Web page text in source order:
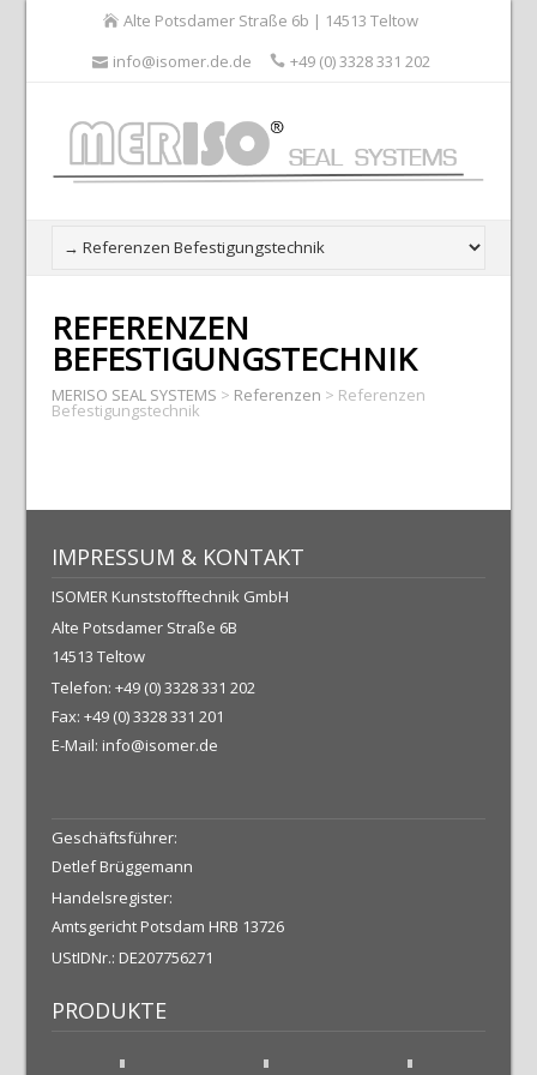
Alte Potsdamer Straße 6b | 14513 Teltow
info@isomer.de.de
+49 (0) 3328 331 202
REFERENZEN
BEFESTIGUNGSTECHNIK
MERISO SEAL SYSTEMS > Referenzen > Referenzen
Befestigungstechnik
IMPRESSUM & KONTAKT
ISOMER Kunststofftechnik GmbH
Alte Potsdamer Straße 6B
14513 Teltow
Telefon: +49 (0) 3328 331 202
Fax: +49 (0) 3328 331 201
E-Mail: info@isomer.de
Geschäftsführer:
Detlef Brüggemann
Handelsregister:
Amtsgericht Potsdam HRB 13726
UStIDNr.: DE207756271
PRODUKTE